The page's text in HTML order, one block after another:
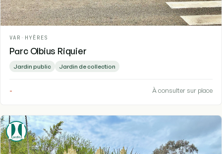
VAR - HYÈRES
Parc Olbius Riquier
Jardin public Jardin de collection
- À consulter sur place